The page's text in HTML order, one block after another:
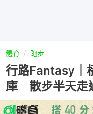
體育 跑步
行路Fantasy｜
庫 散步半天走